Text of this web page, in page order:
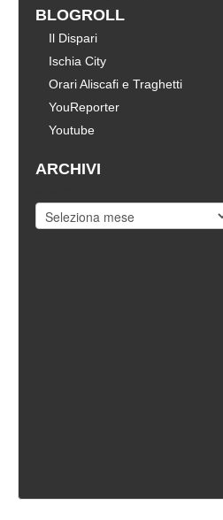
BLOGROLL
Il Dispari
Ischia City
Orari Aliscafi e Traghetti
YouReporter
Youtube
ARCHIVI